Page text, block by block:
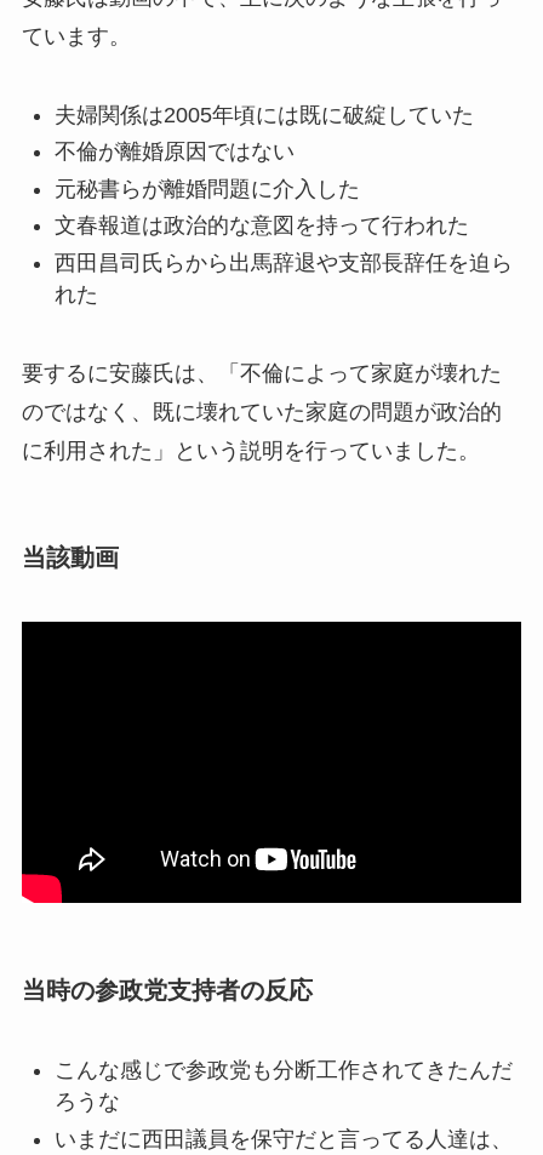
ています。
夫婦関係は2005年頃には既に破綻していた
不倫が離婚原因ではない
元秘書らが離婚問題に介入した
文春報道は政治的な意図を持って行われた
西田昌司氏らから出馬辞退や支部長辞任を迫ら
れた
要するに安藤氏は、「不倫によって家庭が壊れた
のではなく、既に壊れていた家庭の問題が政治的
に利用された」という説明を行っていました。
当該動画
当時の参政党支持者の反応
こんな感じで参政党も分断工作されてきたんだ
ろうな
いまだに西田議員を保守だと言ってる人達は、